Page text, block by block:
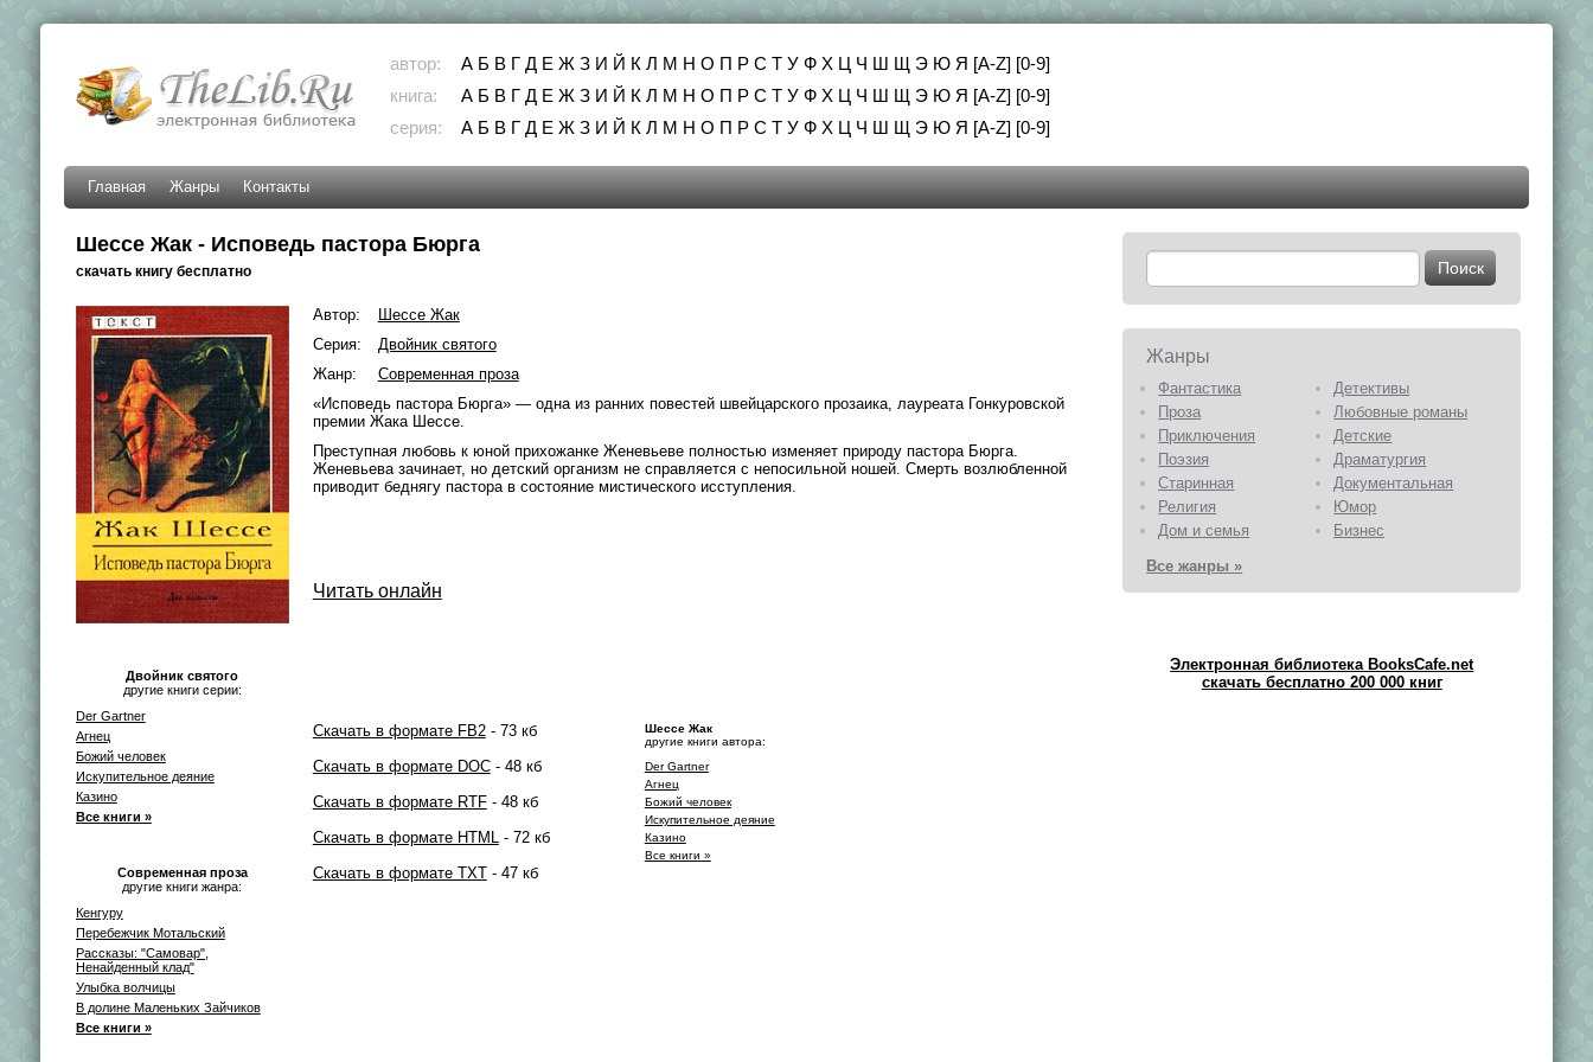
автор: А Б В Г Д Е Ж З И Й К Л М Н О П Р С Т У Ф Х Ц Ч Ш Щ Э Ю Я [A-Z] [0-9]
книга:
А Б В Г Д Е Ж З И Й К Л М Н О П Р С Т У Ф Х Ц Ч Ш Щ Э Ю Я [A-Z] [0-9]
серия:
А Б В Г Д Е Ж З И Й К Л М Н О П Р С Т У Ф Х Ц Ч Ш Щ Э Ю Я [A-Z] [0-9]
Главная Жанры Контакты
Шессе Жак - Исповедь пастора Бюрга
скачать книгу бесплатно
Двойник святого
другие книги серии:
Der Gartner
Агнец
Божий человек
Искупительное деяние
Казино
Все книги »
Современная проза
другие книги жанра:
Кенгуру
Перебежчик Мотальский
Рассказы: "Самовар",
Ненайденный клад"
Улыбка волчицы
В долине Маленьких Зайчиков
Все книги »
Автор:
Шессе Жак
Серия:
Двойник святого
Жанр:
Современная проза
«Исповедь пастора Бюрга» — одна из ранних повестей швейцарского прозаика, лауреата Гонкуровской
премии Жака Шессе.
Преступная любовь к юной прихожанке Женевьеве полностью изменяет природу пастора Бюрга.
Женевьева зачинает, но детский организм не справляется с непосильной ношей. Смерть возлюбленной
приводит беднягу пастора в состояние мистического исступления.
Читать онлайн
Скачать в формате FB2- 73 кб
Скачать в формате DOC- 48 кб
Скачать в формате RTF- 48 кб
Скачать в формате HTML- 72 кб
Скачать в формате TXT- 47 кб
Шессе Жак
другие книги автора:
Der Gartner
Агнец
Божий человек
Искупительное деяние
Казино
Все книги »
Жанры
Фантастика
Детективы
Проза
Любовные романы
Приключения
Детские
Поэзия
Драматургия
Старинная
Документальная
Религия
Юмор
Дом и семья
Бизнес
Все жанры »
Электронная библиотека BooksCafe.net
скачать бесплатно 200 000 книг